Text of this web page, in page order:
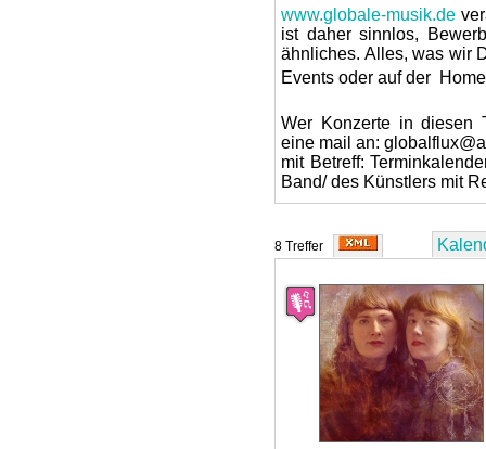
www.globale-musik.de
ist daher sinnlos,
ähnliches. Alles, was wir
Events oder auf der
Wer Konzerte in diesen
eine mail an:
mit Betreff:
Band/ des Künstlers mit
8 Treffer